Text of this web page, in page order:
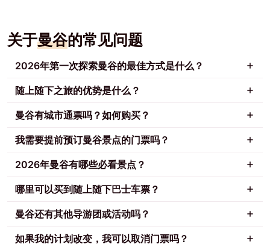
关于曼谷的常见问题
2026年第一次探索曼谷的最佳方式是什么？
随上随下之旅的优势是什么？
曼谷有城市通票吗？如何购买？
我需要提前预订曼谷景点的门票吗？
2026年曼谷有哪些必看景点？
哪里可以买到随上随下巴士车票？
曼谷还有其他导游团或活动吗？
如果我的计划改变，我可以取消门票吗？